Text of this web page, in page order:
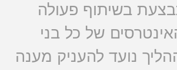
בשיתוף פעולה
של כל בני
נועד להעניק מענה